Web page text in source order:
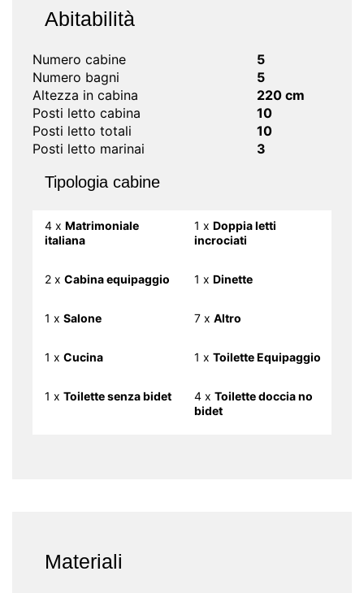
Abitabilità
Numero cabine
5
Numero bagni
5
Altezza in cabina
220 cm
Posti letto cabina
10
Posti letto totali
10
Posti letto marinai
3
Tipologia cabine
4 x Matrimoniale
italiana
1 x Doppia letti
incrociati
2 x Cabina equipaggio 1 x Dinette
1 x Salone 7 x Altro
1 x Cucina 1 x Toilette Equipaggio
1 x Toilette senza bidet 4 x Toilette doccia no
bidet
Materiali